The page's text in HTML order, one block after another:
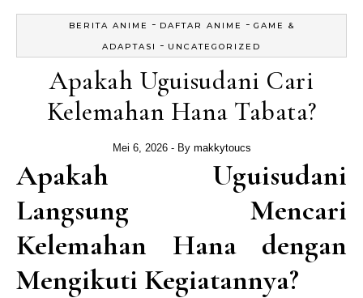
BERITA ANIME - DAFTAR ANIME - GAME &
ADAPTASI
- UNCATEGORIZED
Apakah Uguisudani Cari
Kelemahan Hana Tabata?
Mei 6, 2026 - By makkytoucs
Apakah Uguisudani
Langsung Mencari
Kelemahan Hana dengan
Mengikuti Kegiatannya?